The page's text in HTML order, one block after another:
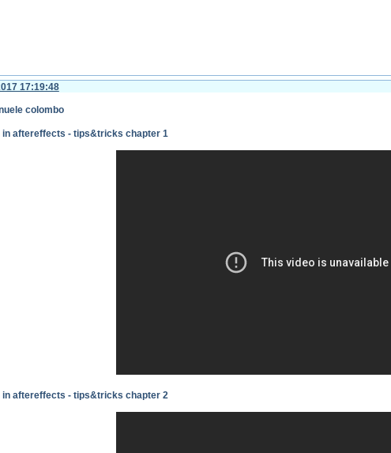
17:19:48
colombo
aftereffects - tips&tricks chapter 1
aftereffects - tips&tricks chapter 2